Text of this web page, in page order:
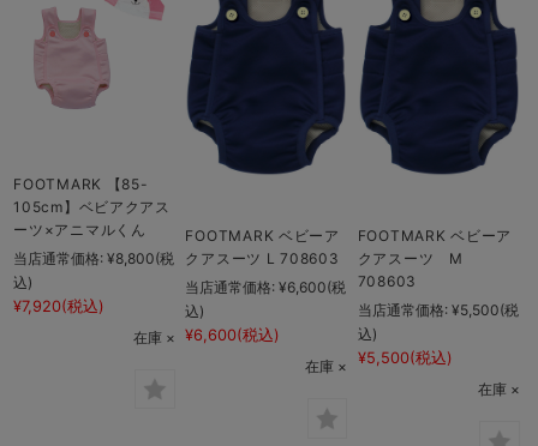
FOOTMARK 【85-
105cm】ベビアクアス
ーツ×アニマルくん
当店通常価格: ¥8,800(税
込)
¥7,920(税込)
在庫 ×
FOOTMARK ベビーア
クアスーツ L 708603
当店通常価格: ¥6,600(税
込)
¥6,600(税込)
在庫 ×
FOOTMARK ベビーア
クアスーツ M
708603
当店通常価格: ¥5,500(税
込)
¥5,500(税込)
在庫 ×